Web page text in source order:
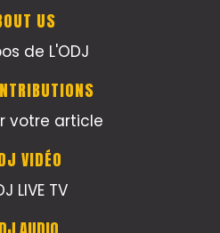
US
de L'ODJ
votre article
VIDÉO
LIVE TV